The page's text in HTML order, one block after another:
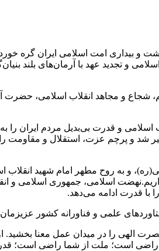
و بیداری امت اسلامی ایران گره
و تجدید عهد با آرمان‌های بلند
شجاع و مجاهد انقلاب اسلامی، حضرت
و قدرت بی‌بدیل مردم ایران را
شد و پرچم عزت، استقلال و مقاومت را
و به روح مطهر امام شهید انقلاب
اسلامی، جمهوری اسلامی و
با قدرت ادامه می‌دهد.
علمی و فناورانه کشور
الهی را در میدان عمل معنا بخشید.
شما راضی است؛ ملت از شما راضی